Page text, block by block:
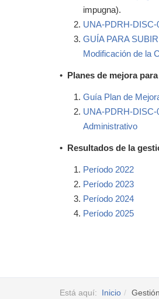
impugna).
UNA-PDRH-DISC-
GUÍA PARA
Modificación de la
• Planes de mejora
Guía Plan de
UNA-PDRH-DISC-
Administrativo
• Resultados de la
Período 2022
Período 2023
Período 2024
Período 2025
Está aquí: Inicio